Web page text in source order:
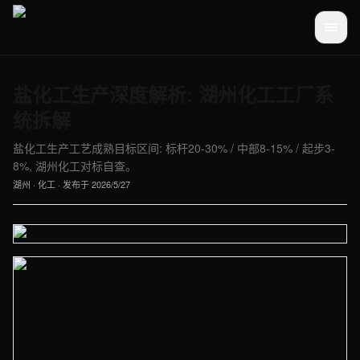
盐化工生产工艺成熟目标区间: 标杆20-30% / 中部8-15% / 起步3-
8%, 湖州化工对标自查。
湖州 · 化工 · 发布于2026/5/27